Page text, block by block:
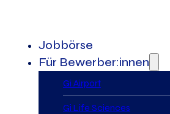
Jobbörse
Für Bewerber:innen
Gi Airport
Gi Life Sciences